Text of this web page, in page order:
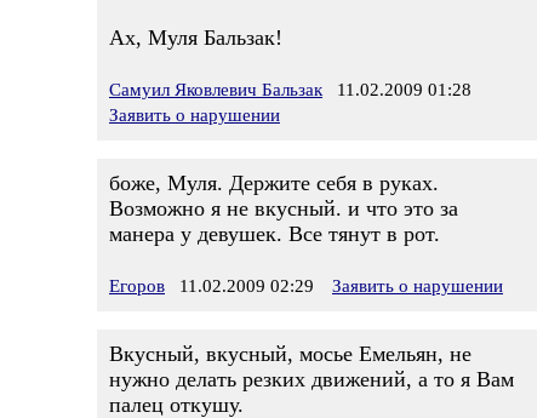
Ах, Муля Бальзак!
Самуил Яковлевич Бальзак 11.02.2009 01:28
Заявить о нарушении
боже, Муля. Держите себя в руках.
Возможно я не вкусный. и что это за
манера у девушек. Все тянут в рот.
Егоров 11.02.2009 02:29 Заявить о нарушении
Вкусный, вкусный, мосье Емельян, не
нужно делать резких движений, а то я Вам
палец откушу.